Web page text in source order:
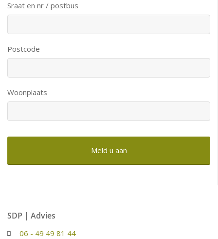
Sraat en nr / postbus
Postcode
Woonplaats
SDP | Advies
06 - 49 49 81 44